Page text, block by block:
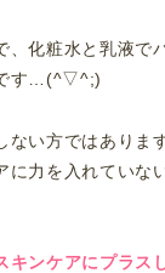
、化粧水と乳液で
す…(^▽^;)
ない方ではありま
に力を入れていな
キンケアにプラス